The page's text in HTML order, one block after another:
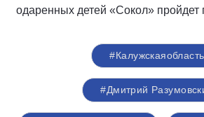
одаренных детей «Сокол» пройдет
#Калужскаяобласть
#Дмитрий